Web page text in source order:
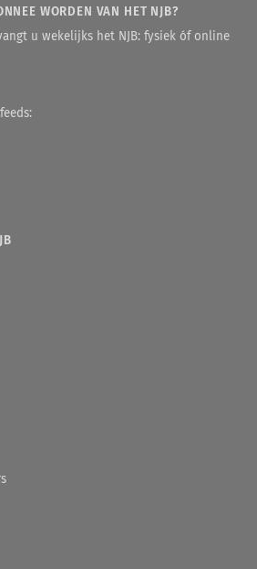
WORDEN VAN HET NJB?
u wekelijks het NJB: fysiek óf online